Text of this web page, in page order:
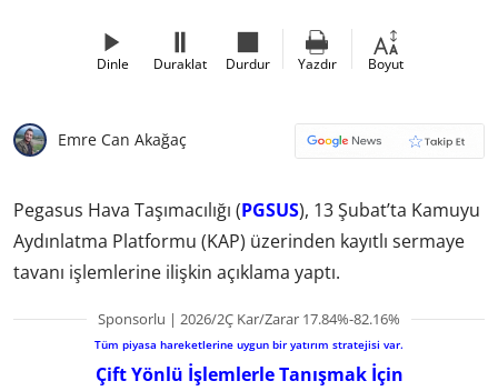
Dinle Duraklat Durdur Yazdır Boyut
Emre Can Akağaç
Pegasus Hava Taşımacılığı (PGSUS), 13 Şubat’ta Kamuyu
Aydınlatma Platformu (KAP) üzerinden kayıtlı sermaye
tavanı işlemlerine ilişkin açıklama yaptı.
Sponsorlu | 2026/2Ç Kar/Zarar 17.84%-82.16%
Tüm piyasa hareketlerine uygun bir yatırım stratejisi var.
Çift Yönlü İşlemlerle Tanışmak İçin